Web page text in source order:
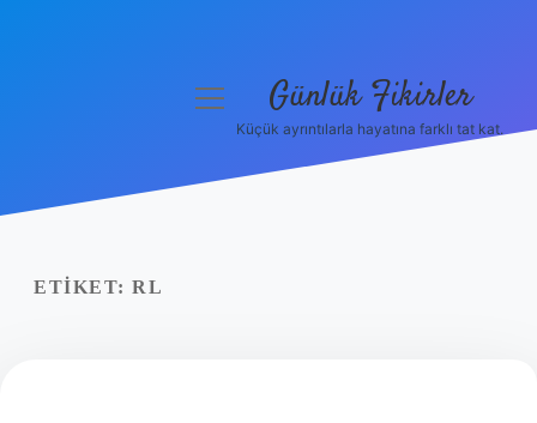
Yasal Uyarı
menüyü Günlük Fikirler
Küçük ayrıntılarla hayatına farklı tat kat.
ETIKET: RL